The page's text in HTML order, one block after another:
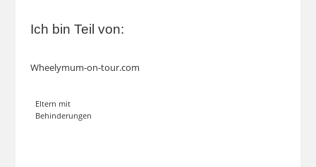
Ich bin Teil von:
Wheelymum-on-tour.com
Eltern mit
Behinderungen